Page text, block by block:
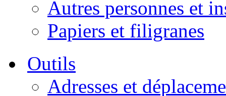
Autres personnes et
Papiers et filigranes
Outils
Adresses et